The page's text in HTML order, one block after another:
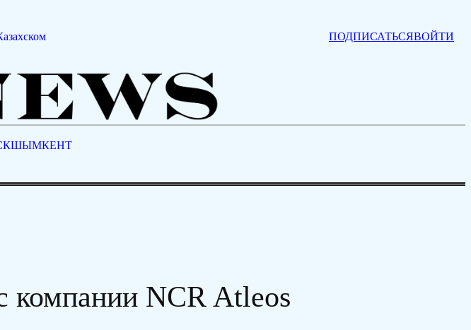
ПОДПИСАТЬСЯВОЙТИ
ШЫМКЕНТ
компании NCR Atleos